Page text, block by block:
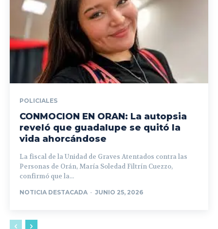
POLICIALES
CONMOCION EN ORAN: La autopsia
reveló que guadalupe se quitó la
vida ahorcándose
La fiscal de la Unidad de Graves Atentados contra las
Personas de Orán, María Soledad Filtrín Cuezzo,
confirmó que la...
NOTICIA DESTACADA - JUNIO 25, 2026